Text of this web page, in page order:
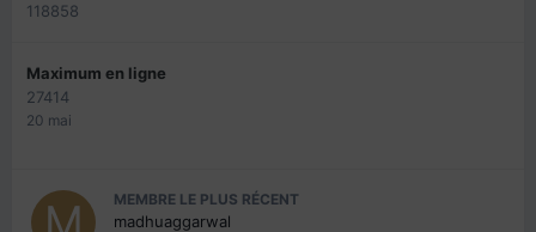
118858
Maximum en ligne
27414
20 mai
MEMBRE LE PLUS RÉCENT
madhuaggarwal